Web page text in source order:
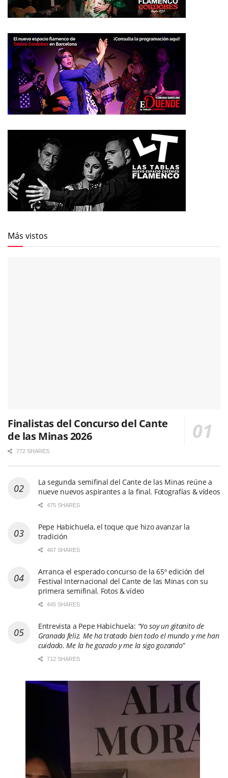
Más vistos
Finalistas del Concurso del Cante
de las Minas 2026
772 SHARES
La segunda semifinal del Cante de las Minas reúne a
nueve nuevos aspirantes a la final. Fotografías & vídeos
475 SHARES
Pepe Habichuela, el toque que hizo avanzar la
tradición
467 SHARES
Arranca el esperado concurso de la 65º edición del
Festival Internacional del Cante de las Minas con su
primera semifinal. Fotos & vídeo
445 SHARES
Entrevista a Pepe Habichuela: “Yo soy un gitanito de
Granada feliz. Me ha tratado bien todo el mundo y me han
cuidado. Me la he gozado y me la sigo gozando”
712 SHARES